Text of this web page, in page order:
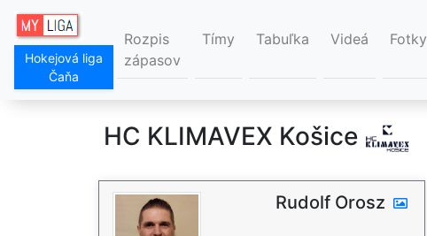
Hokejová liga
Čaňa
Rozpis
zápasov
Tímy Tabuľka Videá Fotky
HC KLIMAVEX Košice
Rudolf Orosz